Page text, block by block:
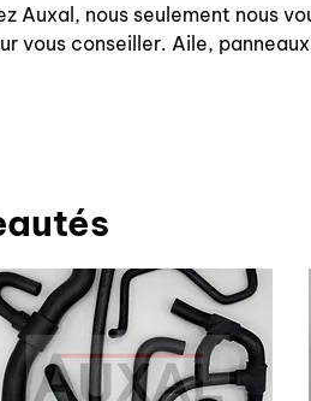
nous seulement nous
vous conseiller. Aile,